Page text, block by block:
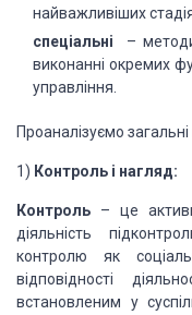
найважливіших
спеціальні
–
виконанні окремих
управління.
Проаналізуємо
1) Контроль і нагляд:
Контроль – це
діяльність
контролю як
відповідності
встановленим у